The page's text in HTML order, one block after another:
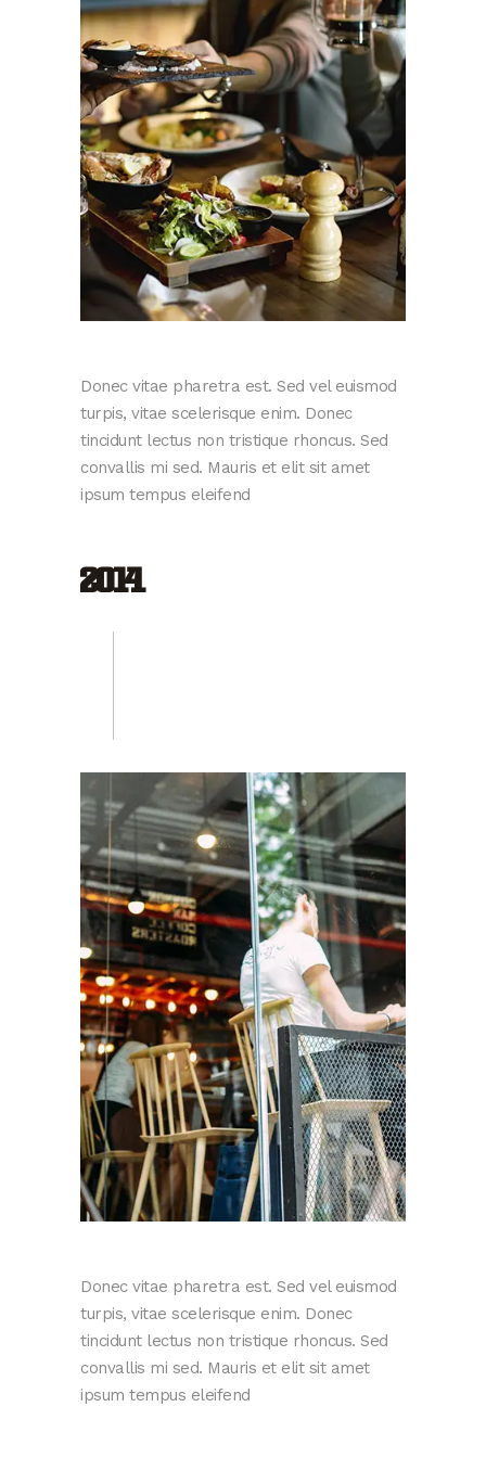
Donec vitae pharetra est. Sed vel euismod
turpis, vitae scelerisque enim. Donec
tincidunt lectus non tristique rhoncus. Sed
convallis mi sed. Mauris et elit sit amet
ipsum tempus eleifend
2014
Donec vitae pharetra est. Sed vel euismod
turpis, vitae scelerisque enim. Donec
tincidunt lectus non tristique rhoncus. Sed
convallis mi sed. Mauris et elit sit amet
ipsum tempus eleifend